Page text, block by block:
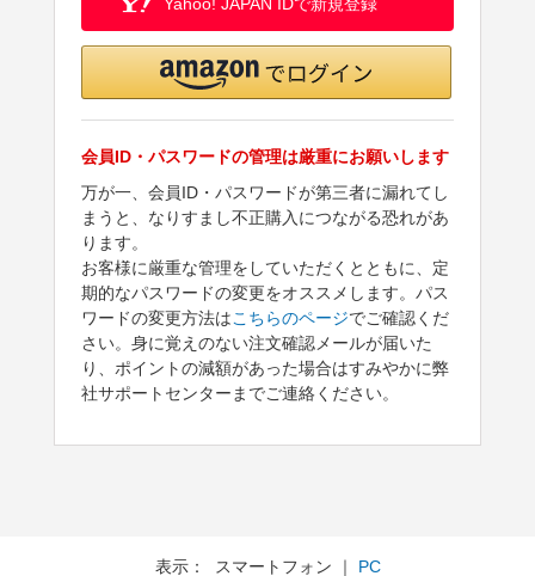
会員ID・パスワードの管理は厳重にお願いします
万が一、会員ID・パスワードが第三者に漏れてし
まうと、なりすまし不正購入につながる恐れがあ
ります。
お客様に厳重な管理をしていただくとともに、定
期的なパスワードの変更をオススメします。パス
ワードの変更方法はこちらのページでご確認くだ
さい。身に覚えのない注文確認メールが届いた
り、ポイントの減額があった場合はすみやかに弊
社サポートセンターまでご連絡ください。
表示： スマートフォン ｜ PC